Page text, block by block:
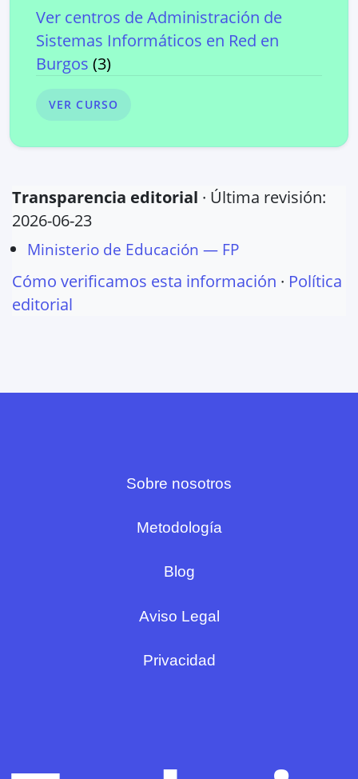
Ver centros deAdministración de
Sistemas Informáticos en Red en
Burgos (3)
VER CURSO
Transparencia editorial · Última revisión:
2026-06-23
Ministerio de Educación — FP
Cómo verificamos esta información · Política
editorial
Sobre nosotros
Metodología
Blog
Aviso Legal
Privacidad